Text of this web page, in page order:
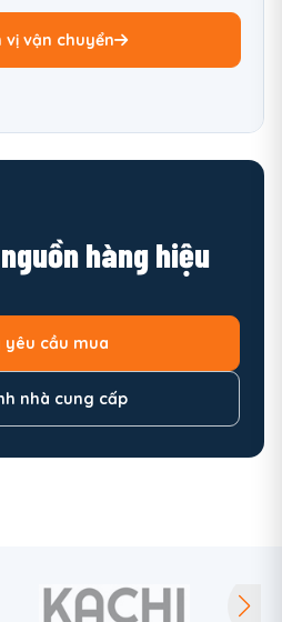
vị vận chuyển
hàng hiệu
yêu cầu mua
nhà cung cấp